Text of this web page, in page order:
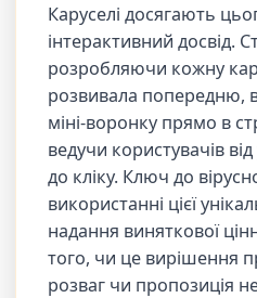
Каруселі досягають
інтерактивний досвід.
розробляючи кожну
розвивала попередню,
міні-воронку прямо в
ведучи користувачів
до кліку. Ключ до
використанні цієї
надання виняткової
того, чи це вирішення
розваг чи пропозиція